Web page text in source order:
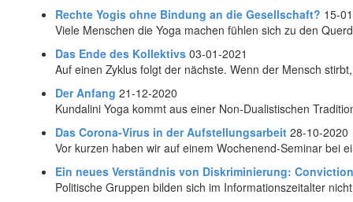
Rechte Yogis ohne Bindung an die Gesellschaft? 15-
Viele Menschen die Yoga machen fühlen sich zu den
Das Ende des Kollektivs 03-01-2021
Auf einen Zyklus folgt der nächste. Wenn der Mensch
Der Anfang 21-12-2020
Kundalini Yoga kommt aus einer Non-Dualistischen
Das Corona-Virus in der Aufstellungsarbeit 28-10-2020
Vor kurzen haben wir auf einem Wochenend-Seminar bei
Ein neues Verständnis von Diskriminierung:
Politische Gruppen bilden sich im Informationszeitalter